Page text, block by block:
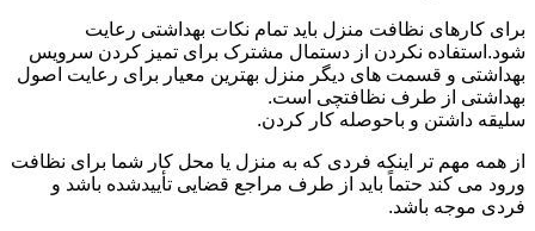
برای کارهای نظافت منزل باید تمام نکات بهداشتی رعایت
شود.استفاده نکردن از دستمال مشترک برای تمیز کردن سرویس
بهداشتی و قسمت های دیگر منزل بهترین معیار برای رعایت اصول
بهداشتی از طرف نظافتچی است.
سلیقه داشتن و باحوصله کار کردن.
از همه مهم تر اینکه فردی که به منزل یا محل کار شما برای نظافت
ورود می کند حتماً باید از طرف مراجع قضایی تأییدشده باشد و
فردی موجه باشد.